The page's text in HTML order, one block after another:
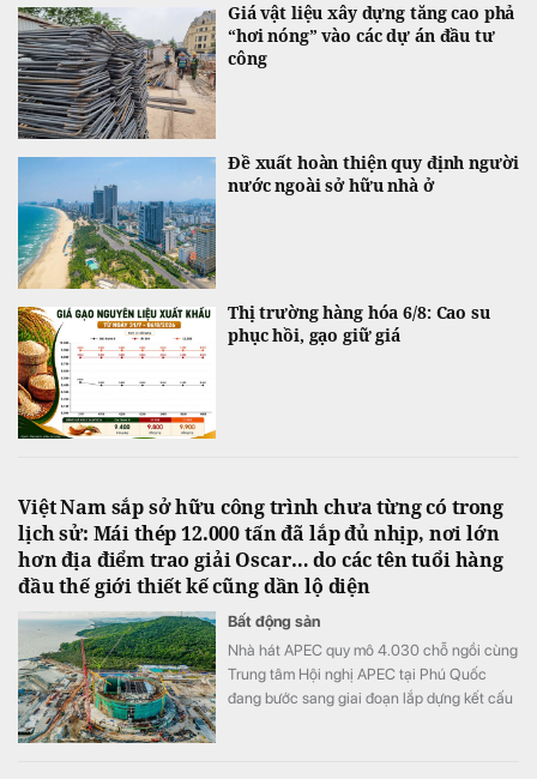
Giá vật liệu xây dựng tăng cao phả
“hơi nóng” vào các dự án đầu tư
công
Đề xuất hoàn thiện quy định người
nước ngoài sở hữu nhà ở
Thị trường hàng hóa 6/8: Cao su
phục hồi, gạo giữ giá
Việt Nam sắp sở hữu công trình chưa từng có trong
lịch sử: Mái thép 12.000 tấn đã lắp đủ nhịp, nơi lớn
hơn địa điểm trao giải Oscar… do các tên tuổi hàng
đầu thế giới thiết kế cũng dần lộ diện
Bất động sản
Nhà hát APEC quy mô 4.030 chỗ ngồi cùng
Trung tâm Hội nghị APEC tại Phú Quốc
đang bước sang giai đoạn lắp dựng kết cấu